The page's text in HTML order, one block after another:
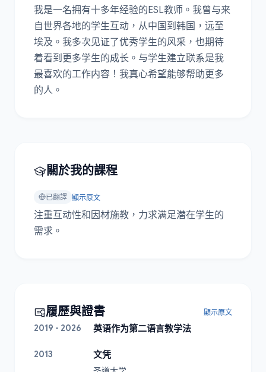
我是一名拥有十多年经验的ESL教师。我曾与来
自世界各地的学生互动，从中国到韩国，远至
埃及。我多次见证了优秀学生的风采，也期待
着看到更多学生的成长。与学生建立联系是我
最喜欢的工作内容！我真心希望能够帮助更多
的人。
關於我的課程
已翻譯 顯示原文
注重互动性和因材施教，力求满足潜在学生的
需求。
履歷與證書 顯示原文
2019 - 2026 英语作为第二语言教学法
2013
文凭